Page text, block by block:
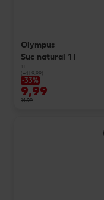
Olympus
Suc natural 1 l
(=1 l 9.99)
-33%
9,99
14,99